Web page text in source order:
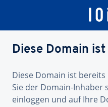
Diese Domain
Diese Domain ist bereits
Sie der Domain-Inhaber
einloggen und auf Ihre